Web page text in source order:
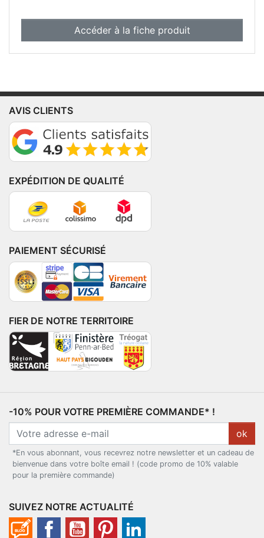
Accéder à la fiche produit
AVIS CLIENTS
EXPÉDITION DE QUALITÉ
PAIEMENT SÉCURISÉ
FIER DE NOTRE TERRITOIRE
-10% POUR VOTRE PREMIÈRE COMMANDE* !
ok
*En vous abonnant, vous recevrez notre newsletter et un cadeau de
bienvenue dans votre boîte email ! (code promo de 10% valable
pour la première commande)
SUIVEZ NOTRE ACTUALITÉ